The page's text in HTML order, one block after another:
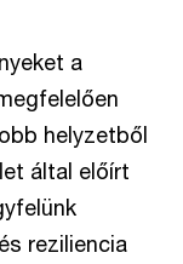
a
helyzetből
által előírt
reziliencia